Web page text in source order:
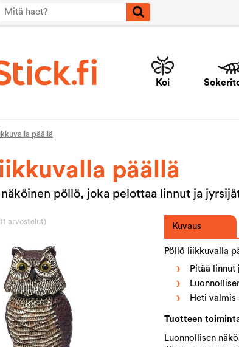
Koi
päällä
päällä
pöllö, joka pelottaa linnut ja
arvostelut)
Kuvaus
Pöllö liikkuvalla
Pitää linnut
Heti valmis
Tuotteen
Luonnollisen